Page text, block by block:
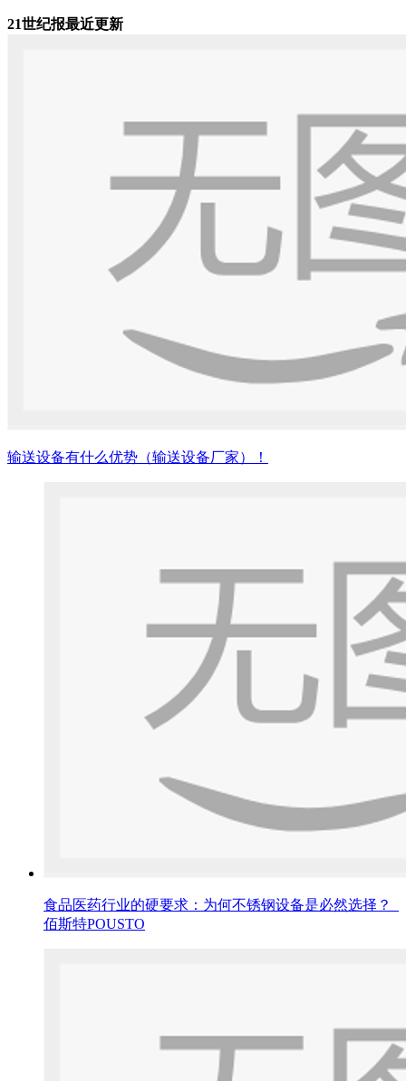
21世纪报最近更新
输送设备有什么优势（输送设备厂家）！
食品医药行业的硬要求：为何不锈钢设备是必然选择？_
佰斯特POUSTO